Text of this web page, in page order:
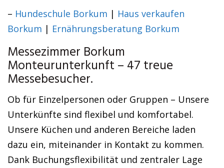
– Hundeschule Borkum | Haus verkaufen
Borkum | Ernährungsberatung Borkum
Messezimmer Borkum
Monteurunterkunft – 47 treue
Messebesucher.
Ob für Einzelpersonen oder Gruppen – Unsere
Unterkünfte sind flexibel und komfortabel.
Unsere Küchen und anderen Bereiche laden
dazu ein, miteinander in Kontakt zu kommen.
Dank Buchungsflexibilität und zentraler Lage